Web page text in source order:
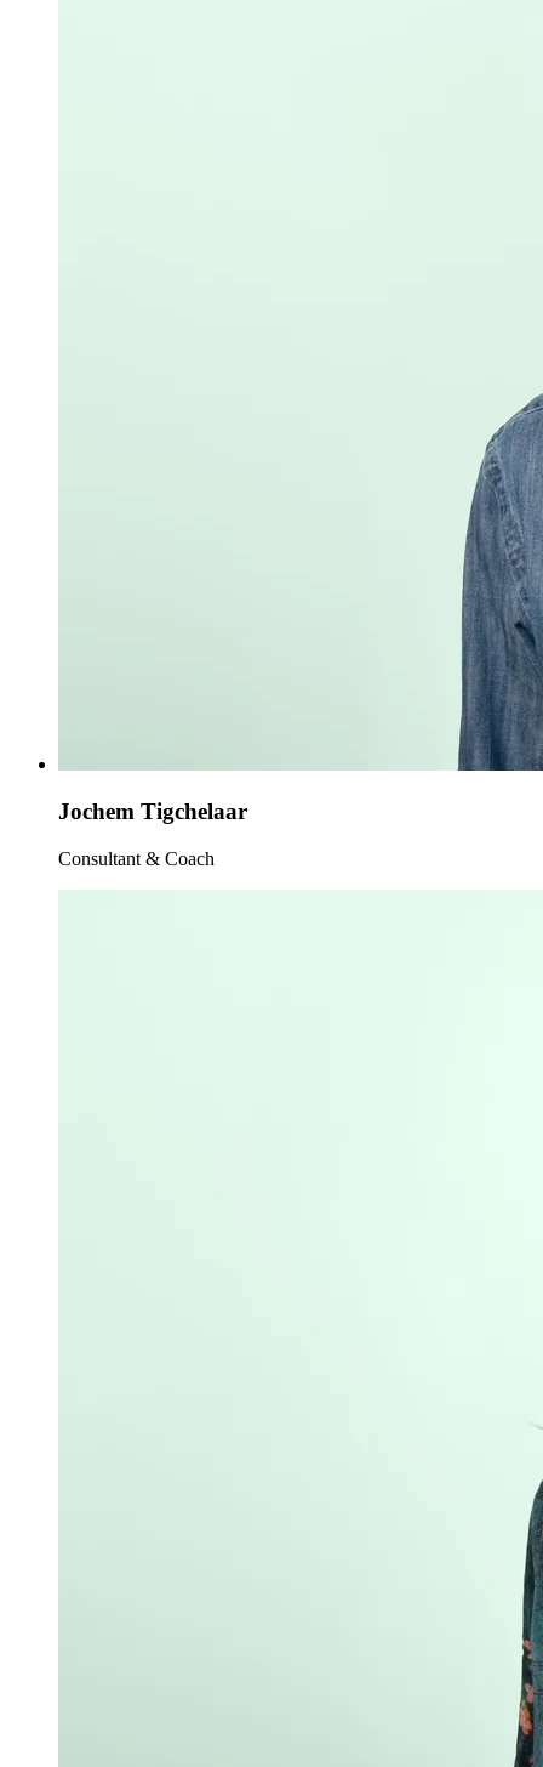
Jochem Tigchelaar
Consultant & Coach